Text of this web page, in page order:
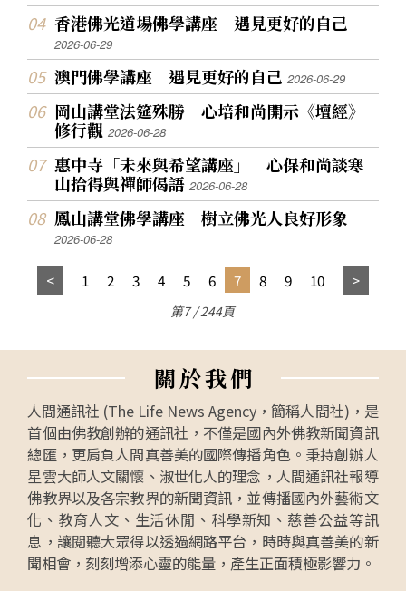
香港佛光道場佛學講座 遇見更好的自己
2026-06-29
澳門佛學講座 遇見更好的自己2026-06-29
岡山講堂法筵殊勝 心培和尚開示《壇經》
修行觀2026-06-28
惠中寺「未來與希望講座」 心保和尚談寒
山拾得與禪師偈語2026-06-28
鳳山講堂佛學講座 樹立佛光人良好形象
2026-06-28
1 2 3 4 5 6 7 8 9 10
第7 / 244頁
關於我們
人間通訊社 (The Life News Agency，簡稱人間社)，是
首個由佛教創辦的通訊社，不僅是國內外佛教新聞資訊
總匯，更肩負人間真善美的國際傳播角色。秉持創辦人
星雲大師人文關懷、淑世化人的理念，人間通訊社報導
佛教界以及各宗教界的新聞資訊，並傳播國內外藝術文
化、教育人文、生活休閒、科學新知、慈善公益等訊
息，讓閱聽大眾得以透過網路平台，時時與真善美的新
聞相會，刻刻增添心靈的能量，產生正面積極影響力。